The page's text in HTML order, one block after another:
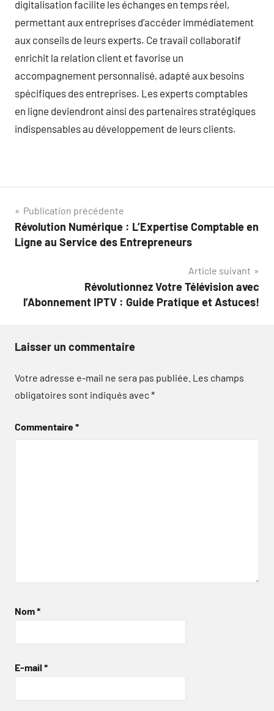
digitalisation facilite les échanges en temps réel,
permettant aux entreprises d’accéder immédiatement
aux conseils de leurs experts. Ce travail collaboratif
enrichit la relation client et favorise un
accompagnement personnalisé, adapté aux besoins
spécifiques des entreprises. Les experts comptables
en ligne deviendront ainsi des partenaires stratégiques
indispensables au développement de leurs clients.
Navigation
de
Publication précédente
Révolution Numérique : L’Expertise Comptable en
Ligne au Service des Entrepreneurs
Article suivant
Révolutionnez Votre Télévision avec
l’Abonnement IPTV : Guide Pratique et Astuces!
Laisser un commentaire
Votre adresse e-mail ne sera pas publiée. Les champs
obligatoires sont indiqués avec*
Commentaire*
Nom*
E-mail *